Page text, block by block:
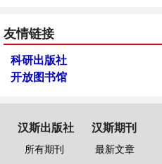
友情链接
科研出版社
开放图书馆
汉斯出版社
所有期刊
汉斯期刊
最新文章